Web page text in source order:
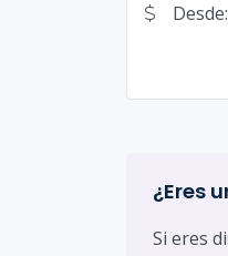
¿Eres
Si eres